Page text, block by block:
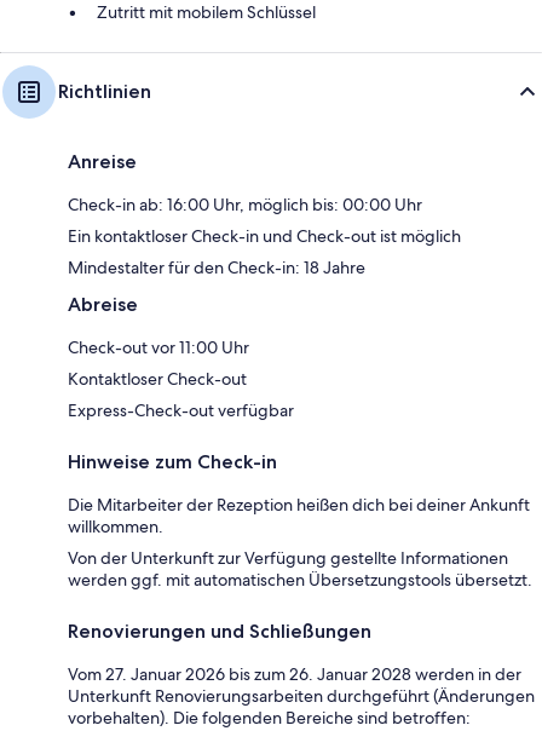
Zutritt mit mobilem Schlüssel
Richtlinien
Anreise
Check-in ab: 16:00 Uhr, möglich bis: 00:00 Uhr
Ein kontaktloser Check-in und Check-out ist möglich
Mindestalter für den Check-in: 18 Jahre
Abreise
Check-out vor 11:00 Uhr
Kontaktloser Check-out
Express-Check-out verfügbar
Hinweise zum Check-in
Die Mitarbeiter der Rezeption heißen dich bei deiner Ankunft
willkommen.
Von der Unterkunft zur Verfügung gestellte Informationen
werden ggf. mit automatischen Übersetzungstools übersetzt.
Renovierungen und Schließungen
Vom 27. Januar 2026 bis zum 26. Januar 2028 werden in der
Unterkunft Renovierungsarbeiten durchgeführt (Änderungen
vorbehalten). Die folgenden Bereiche sind betroffen: